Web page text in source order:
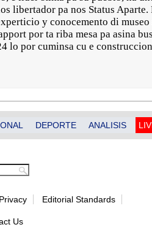
libertador pa nos Status Aparte.
y conocemento di
por ta riba mesa pa asina
lo por cuminsa cu e
DEPORTE ANALISIS
Privacy Editorial Standards
Us